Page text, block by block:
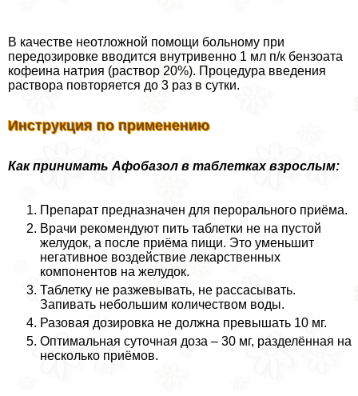
В качестве неотложной помощи больному при
передозировке вводится внутривенно 1 мл п/к бензоата
кофеина натрия (раствор 20%). Процедypa введения
раствора повторяется до 3 раз в сутки.
Инструкция по применению
Как принимать Афобазол в таблетках взрослым:
Препарат предназначен для перopaльного приёма.
Врачи рекомендуют пить таблетки не на пустой
желудок, а после приёма пищи. Это уменьшит
негативное воздействие лекарственных
компонентов на желудок.
Таблетку не разжевывать, не рассасывать.
Запивать небольшим количеством воды.
Разовая дозировка не должна превышать 10 мг.
Оптимальная суточная доза – 30 мг, разделённая на
несколько приёмов.